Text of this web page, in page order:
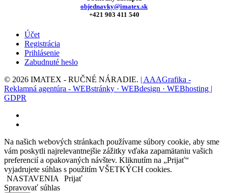
objednavky@imatex.sk
+421 903 411 540
Účet
Registrácia
Prihlásenie
Zabudnuté heslo
© 2026 IMATEX - RUČNÉ NÁRADIE. | AAAGrafika -
Reklamná agentúra - WEBstránky · WEBdesign · WEBhosting |
GDPR
Na našich webových stránkach používame súbory cookie, aby sme
vám poskytli najrelevantnejšie zážitky vďaka zapamätaniu vašich
preferencií a opakovaných návštev. Kliknutím na „Prijať“
vyjadrujete súhlas s použitím VŠETKÝCH cookies.
NASTAVENIA Prijať
Spravovať súhlas